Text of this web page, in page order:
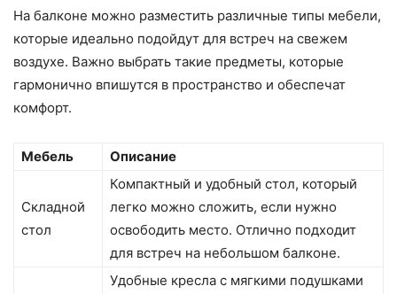
На балконе можно разместить различные типы мебели,
которые идеально подойдут для встреч на свежем
воздухе. Важно выбрать такие предметы, которые
гармонично впишутся в пространство и обеспечат
комфорт.
Мебель Описание
Складной
стол
Компактный и удобный стол, который
легко можно сложить, если нужно
освободить место. Отлично подходит
для встреч на небольшом балконе.
Удобные кресла с мягкими подушками